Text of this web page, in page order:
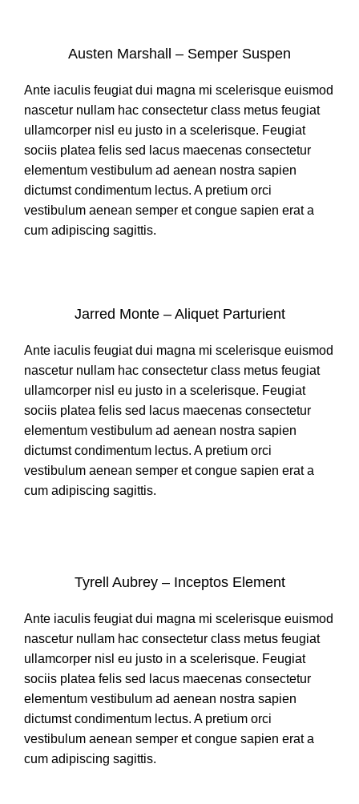
Austen Marshall – Semper Suspen
Ante iaculis feugiat dui magna mi scelerisque euismod
nascetur nullam hac consectetur class metus feugiat
ullamcorper nisl eu justo in a scelerisque. Feugiat
sociis platea felis sed lacus maecenas consectetur
elementum vestibulum ad aenean nostra sapien
dictumst condimentum lectus. A pretium orci
vestibulum aenean semper et congue sapien erat a
cum adipiscing sagittis.
Jarred Monte – Aliquet Parturient
Ante iaculis feugiat dui magna mi scelerisque euismod
nascetur nullam hac consectetur class metus feugiat
ullamcorper nisl eu justo in a scelerisque. Feugiat
sociis platea felis sed lacus maecenas consectetur
elementum vestibulum ad aenean nostra sapien
dictumst condimentum lectus. A pretium orci
vestibulum aenean semper et congue sapien erat a
cum adipiscing sagittis.
Tyrell Aubrey – Inceptos Element
Ante iaculis feugiat dui magna mi scelerisque euismod
nascetur nullam hac consectetur class metus feugiat
ullamcorper nisl eu justo in a scelerisque. Feugiat
sociis platea felis sed lacus maecenas consectetur
elementum vestibulum ad aenean nostra sapien
dictumst condimentum lectus. A pretium orci
vestibulum aenean semper et congue sapien erat a
cum adipiscing sagittis.